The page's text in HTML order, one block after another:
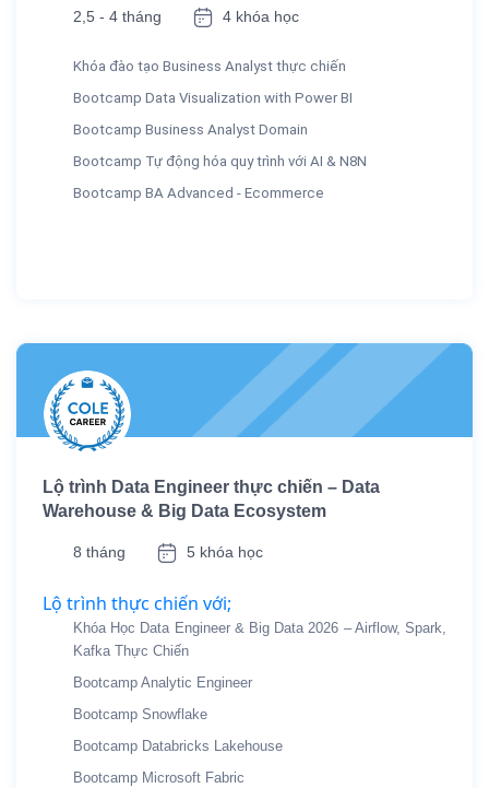
2,5 - 4 tháng 4 khóa học
Khóa đào tạo Business Analyst thực chiến
Bootcamp Data Visualization with Power BI
Bootcamp Business Analyst Domain
Bootcamp Tự động hóa quy trình với AI & N8N
Bootcamp BA Advanced - Ecommerce
Lộ trình Data Engineer thực chiến – Data
Warehouse & Big Data Ecosystem
8 tháng 5 khóa học
Lộ trình thực chiến với;
Khóa Học Data Engineer & Big Data 2026 – Airflow, Spark,
Kafka Thực Chiến
Bootcamp Analytic Engineer
Bootcamp Snowflake
Bootcamp Databricks Lakehouse
Bootcamp Microsoft Fabric